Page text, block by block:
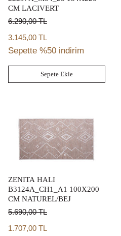
CM LACIVERT
6.290,00TL
3.145,00 TL
Sepette %50 indirim
Sepete Ekle
ZENITA HALI
B3124A_CH1_A1 100X200
CM NATUREL/BEJ
5.690,00TL
1.707,00 TL